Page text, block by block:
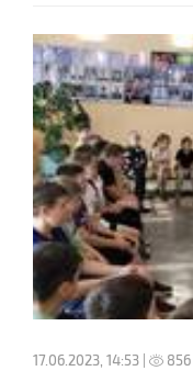
17.06.2023, 14:53 | 856 |